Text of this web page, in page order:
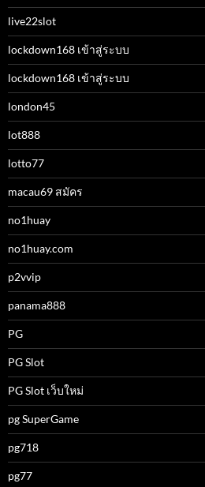
live22slot
lockdown168 เข้าสู่ระบบ
lockdown168 เข้าสู่ระบบ
london45
lot888
lotto77
macau69 สมัคร
no1huay
no1huay.com
p2vvip
panama888
PG
PG Slot
PG Slot เว็บใหม่
pg SuperGame
pg718
pg77